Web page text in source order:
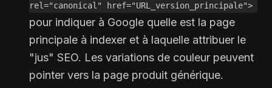
rel="canonical" href="URL_version_principale">
pour indiquer à Google quelle est la page
principale à indexer et à laquelle attribuer le
"jus" SEO. Les variations de couleur peuvent
pointer vers la page produit générique.